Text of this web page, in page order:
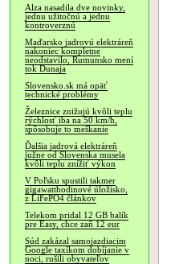
Alza nasadila dve novinky,
jednu užitočnú a jednu
kontroverznú
Maďarsko jadrovú elektráreň
nakoniec kompletne
neodstavilo, Rumunsko mení
tok Dunaja
Slovensko.sk má opäť
technické problémy
Železnice znižujú kvôli teplu
rýchlosť iba na 50 km/h,
spôsobuje to meškanie
Ďalšia jadrová elektráreň
južne od Slovenska musela
kvôli teplu znížiť výkon
V Poľsku spustili takmer
gigawatthodinové úložisko,
z LiFePO4 článkov
Telekom pridal 12 GB balík
pre Easy, chce zaň 12 eur
Súd zakázal samojazdiacim
Google taxíkom dobíjanie v
noci, rušili obyvateľov